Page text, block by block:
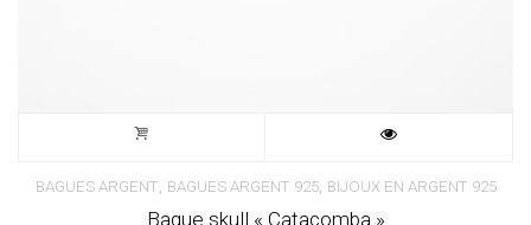
BAGUES ARGENT BAGUES ARGENT 925, BIJOUX EN ARGENT 925
Bague skull « Catacomba »